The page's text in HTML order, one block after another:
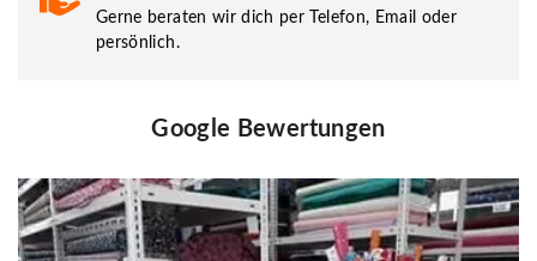
Gerne beraten wir dich per Telefon, Email oder
persönlich.
Google Bewertungen